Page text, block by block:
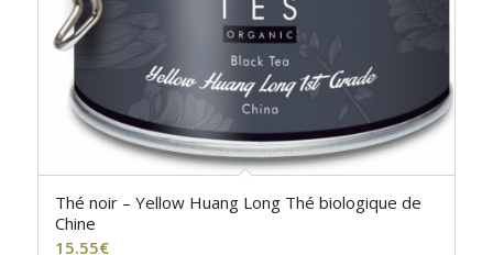
Thé noir – Yellow Huang Long Thé biologique de
Chine
15.55€